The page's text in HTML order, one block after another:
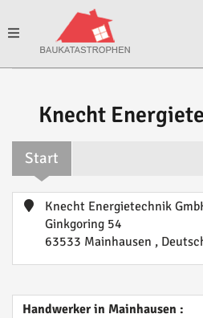
Toggle
Knecht
Start
Knecht Energietechnik
Ginkgoring 54
63533 Mainhausen ,
Handwerker in Mainhausen :